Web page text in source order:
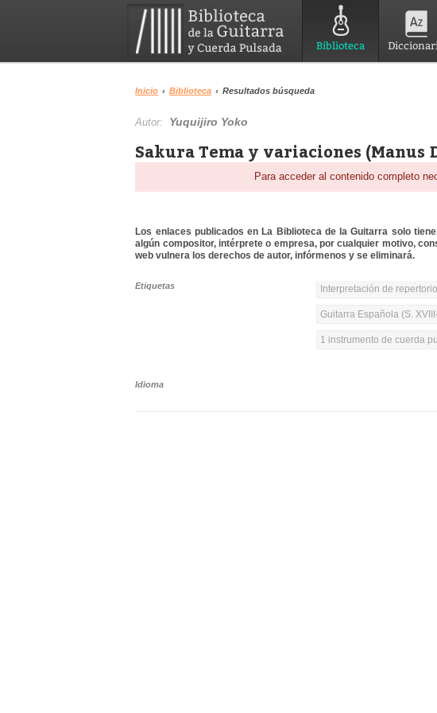
Biblioteca
Inicio › Biblioteca › Resultados búsqueda
Autor: Yuquijiro Yoko
Sakura Tema y variaciones (Manus
Para acceder al contenido completo
Los enlaces publicados en La Biblioteca de la Guitarra solo
algún compositor, intérprete o empresa, por cualquier motivo,
web vulnera los derechos de autor, infórmenos y se eliminará.
Etiquetas Interpretación de
Guitarra Española (S.
1 instrumento de cuerda
Idioma